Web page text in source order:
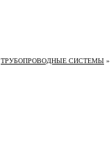
ТРУБОПРОВОДНЫЕ СИСТЕМЫ »